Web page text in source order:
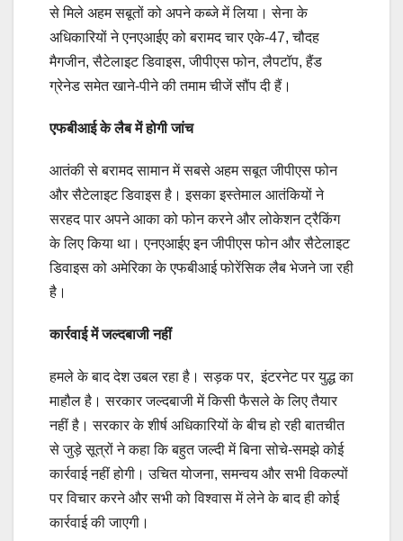
से मिले अहम सबूतों को अपने कब्जे में लिया। सेना के
अधिकारियों ने एनएआईए को बरामद चार एके-47, चौदह
मैगजीन, सैटेलाइट डिवाइस, जीपीएस फोन, लैपटॉप, हैंड
ग्रेनेड समेत खाने-पीने की तमाम चीजें सौंप दी हैं।
एफबीआई के लैब में होगी जांच
आतंकी से बरामद सामान में सबसे अहम सबूत जीपीएस फोन
और सैटेलाइट डिवाइस है। इसका इस्तेमाल आतंकियों ने
सरहद पार अपने आका को फोन करने और लोकेशन ट्रैकिंग
के लिए किया था। एनएआईए इन जीपीएस फोन और सैटेलाइट
डिवाइस को अमेरिका के एफबीआई फोरेंसिक लैब भेजने जा रही
है।
कार्रवाई में जल्दबाजी नहीं
हमले के बाद देश उबल रहा है। सड़क पर, इंटरनेट पर युद्ध का
माहौल है। सरकार जल्दबाजी में किसी फैसले के लिए तैयार
नहीं है। सरकार के शीर्ष अधिकारियों के बीच हो रही बातचीत
से जुड़े सूत्रों ने कहा कि बहुत जल्दी में बिना सोचे-समझे कोई
कार्रवाई नहीं होगी। उचित योजना, समन्वय और सभी विकल्पों
पर विचार करने और सभी को विश्वास में लेने के बाद ही कोई
कार्रवाई की जाएगी।